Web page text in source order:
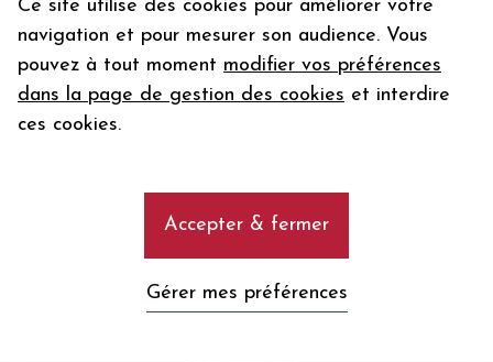
Ce site utilise des cookies pour améliorer votre
navigation et pour mesurer son audience. Vous
pouvez à tout moment modifier vos préférences
dans la page de gestion des cookies et interdire
ces cookies.
Accepter & fermer
Gérer mes préférences
Votre
email
En m’abonnant, j’accepte de recevoir la newsletter de la